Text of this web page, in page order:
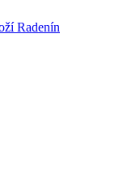
Radenín